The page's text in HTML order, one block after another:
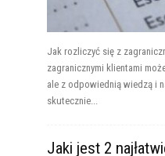
Jak rozliczyć się z
zagranicznymi klientami
ale z odpowiednią wiedzą i
skutecznie...
Jaki jest 2